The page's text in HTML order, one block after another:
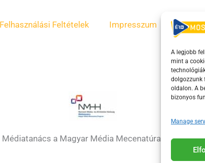
A legjobb
mint a
dolgozzunk
oldalon. A
bizonyos
Manage
Felhasználási Feltételek Impresszum ÁSZF
a Magyar Média Mecenatúra program